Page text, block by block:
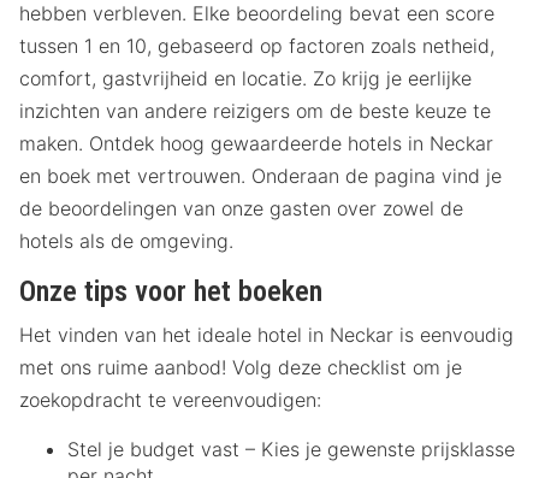
hebben verbleven. Elke beoordeling bevat een score
tussen 1 en 10, gebaseerd op factoren zoals netheid,
comfort, gastvrijheid en locatie. Zo krijg je eerlijke
inzichten van andere reizigers om de beste keuze te
maken. Ontdek hoog gewaardeerde hotels in Neckar
en boek met vertrouwen. Onderaan de pagina vind je
de beoordelingen van onze gasten over zowel de
hotels als de omgeving.
Onze tips voor het boeken
Het vinden van het ideale hotel in Neckar is eenvoudig
met ons ruime aanbod! Volg deze checklist om je
zoekopdracht te vereenvoudigen:
Stel je budget vast – Kies je gewenste prijsklasse